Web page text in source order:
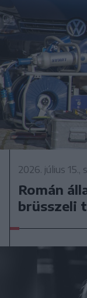
2026. július 15.,
Román
brüsszeli